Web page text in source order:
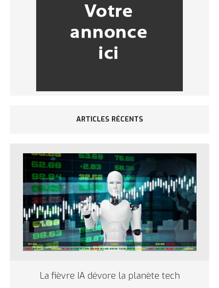
ARTICLES RÉCENTS
La fièvre IA dévore la planète tech